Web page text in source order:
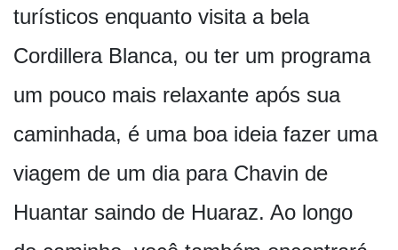
turísticos enquanto visita a bela
Cordillera Blanca, ou ter um programa
um pouco mais relaxante após sua
caminhada, é uma boa ideia fazer uma
viagem de um dia para Chavin de
Huantar saindo de Huaraz. Ao longo